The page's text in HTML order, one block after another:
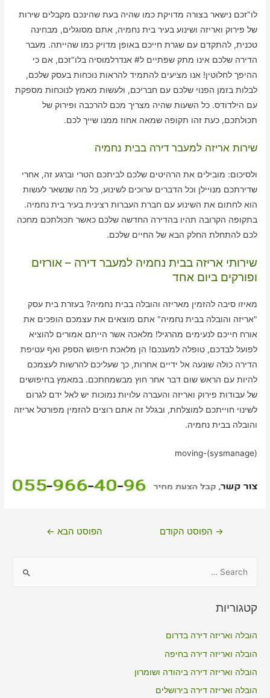
לו"זכם נישאר בצורה מדויקת כמו שהיה בעת שהינכם מקבלים שירות
של פירוק ואריזה ושינוע בעיר בית נחמיה, אתם מסוגלים, מבחינה
טכנית, להתקדם עם שגרת חייכם באופן מדויק כמו שהייתה. מעבר
הדירה שלכם אינו מתק שפתיים ל# אנדרלמוסיה בלו"זכם, אם כי
ההיפך לחלוטין! אנו מציעים להתמיד להראות נוכחות בעסק שלכם,
לבלות בזמן הפנוי שלכם עם חבריכם, ולעשות מאמץ לנוכחות מספקת
עם הילדודס. כל השעות שהיה מצריך מכם להרכבה ופירוק של
תכולתכם, כעת זהו תקופה שמאה אחוז ממנו שייך לכם.
שירות אריזה למעבר דירה בבית נחמיה
ולסיכום: מובילים את הרהיטים שלכם לביתכם הטרי וברגע זה, אחרי
שדירתכם מנויילן וכל הדברים ערוכים לשינוע, כל מה שנשאר לעשות
הוא לחתום את השינוע עם חברת העברות רצינית בעיר בית נחמיה.
בתקופה הקרובה תהיו בהדירה החדשה שלכם כאשר תכולתכם מחכה
לכם להתחלת החלק הבא של החיים שלכם.
שירותי אריזה בבית נחמיה למעבר דירה – אורזים
ופורקים ביום אחד
מאיזו סיבה להזמין מאריזה והובלה בבית נחמיה? בעזרת בית עסק
"אריזה והובלה בבית נחמיה" אתם מוצאים את עצמכם הופכים את
אורח חייכם לנעימים מהרגיל! מלאכה אשר הייתם אמורים להוציא
לפועל לבדכם, טופלה למענכם! הן מלאכת חיפוש הספק ואף עטיפת
הדירה כולה שונעה אל ידיים אחרות, כך שעליכם להרשות לעצמכם
להיות עם הראש שום דבר אחר חוץ מבשמחתכם. במאמץ בחיפושים
של עבודות פירוק ואריזה והעברה עלויות נמוכות יש לאל ידם לגרום
לשינוי חוייתכם למוצלחת, ובגלל זה אתם רוצים להזמין מפורטל אריזה
והובלה בבית נחמיה.
moving-(sysmanage)
ניווט→ הפוסט הקודם הפוסט הבא ←
r
o
r
קטגוריות
הובלה ואריזה דירה בדרום
הובלה ואריזה דירה בחיפה
הובלה ואריזה דירה ביהודה ושומרון
הובלה ואריזה דירה בירושלים